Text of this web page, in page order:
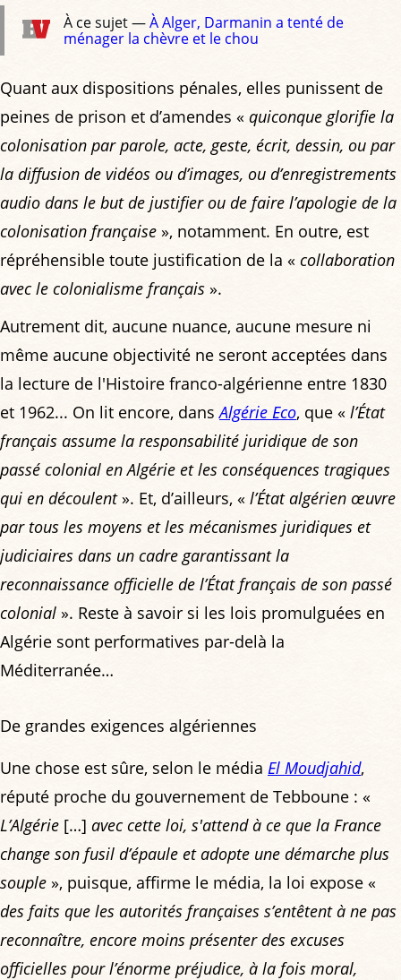
À ce sujet —À Alger, Darmanin a tenté de
ménager la chèvre et le chou
Quant aux dispositions pénales, elles punissent de
peines de prison et d’amendes « quiconque glorifie la
colonisation par parole, acte, geste, écrit, dessin, ou par
la diffusion de vidéos ou d’images, ou d’enregistrements
audio dans le but de justifier ou de faire l’apologie de la
colonisation française », notamment. En outre, est
répréhensible toute justification de la « collaboration
avec le colonialisme français ».
Autrement dit, aucune nuance, aucune mesure ni
même aucune objectivité ne seront acceptées dans
la lecture de l'Histoire franco-algérienne entre 1830
et 1962... On lit encore, dansAlgérie Eco, que « l’État
français assume la responsabilité juridique de son
passé colonial en Algérie et les conséquences tragiques
qui en découlent». Et, d’ailleurs, « l’État algérien œuvre
par tous les moyens et les mécanismes juridiques et
judiciaires dans un cadre garantissant la
reconnaissance officielle de l’État français de son passé
colonial ». Reste à savoir si les lois promulguées en
Algérie sont performatives par-delà la
Méditerranée…
De grandes exigences algériennes
Une chose est sûre, selon le média El Moudjahid,
réputé proche du gouvernement de Tebboune : «
L’Algérie […] avec cette loi, s'attend à ce que la France
change son fusil d’épaule et adopte une démarche plus
souple », puisque, affirme le média, la loi expose «
des faits que les autorités françaises s’entêtent à ne pas
reconnaître, encore moins présenter des excuses
officielles pour l’énorme préjudice, à la fois moral,